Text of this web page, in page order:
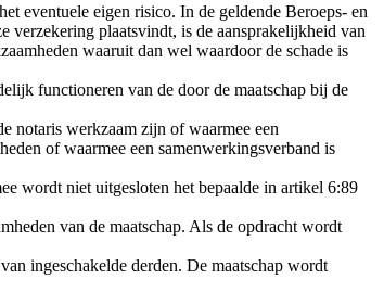
eventuele eigen risico. In de geldende Beroeps- en
verzekering plaatsvindt, is de aansprakelijkheid van
waaruit dan wel waardoor de schade is
functioneren van de door de maatschap bij de
notaris werkzaam zijn of waarmee een
of waarmee een samenwerkingsverband is
wordt niet uitgesloten het bepaalde in artikel 6:89
van de maatschap. Als de opdracht wordt
ingeschakelde derden. De maatschap wordt